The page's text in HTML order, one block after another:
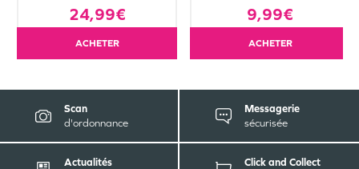
24,99€
ACHETER
9,99€
ACHETER
Scan
d'ordonnance
Messagerie
sécurisée
Actualités
Click and Collect